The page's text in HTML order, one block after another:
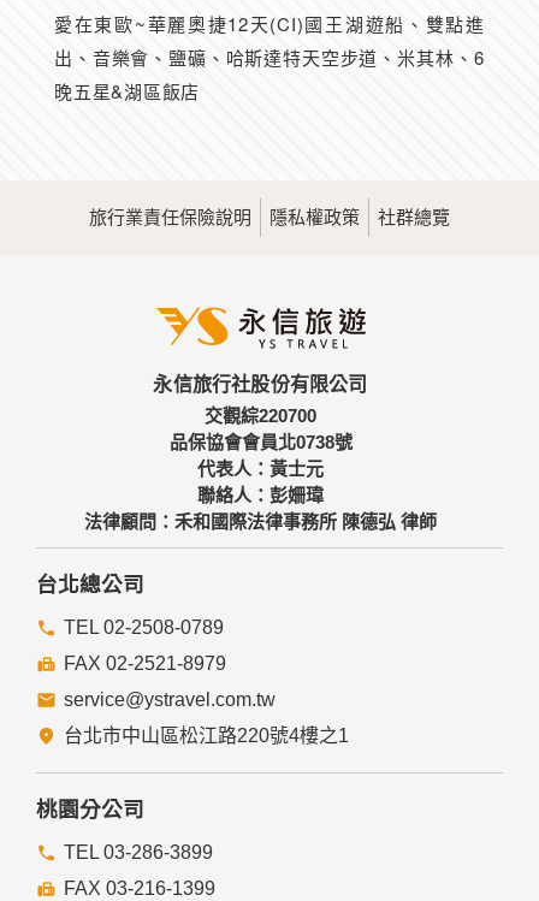
愛在東歐~華麗奧捷12天(CI)國王湖遊船、雙點進
出、音樂會、鹽礦、哈斯達特天空步道、米其林、6
晚五星&湖區飯店
旅行業責任保險說明 隱私權政策 社群總覽
永信旅行社股份有限公司
交觀綜220700
品保協會會員北0738號
代表人：黃士元
聯絡人：彭姍瑋
法律顧問：禾和國際法律事務所 陳德弘 律師
台北總公司
TEL 02-2508-0789
FAX 02-2521-8979
service@ystravel.com.tw
台北市中山區松江路220號4樓之1
桃園分公司
TEL 03-286-3899
FAX 03-216-1399